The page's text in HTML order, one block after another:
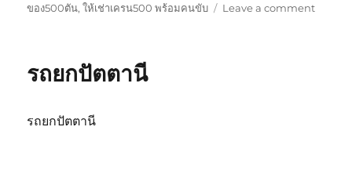
ของ500ตัน,ให้เช่าเครน500 พร้อมคนขับ Leave a commenton
รถยกปัตตานี
รถยกปัตตานี